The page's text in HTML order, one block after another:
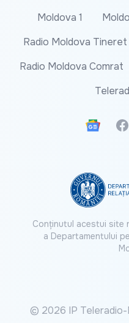
Moldova 1
Radio Moldova Tineret
Radio Moldova Comrat
Google
Conținutul acestui site
a Departamentului
© 2026 IP